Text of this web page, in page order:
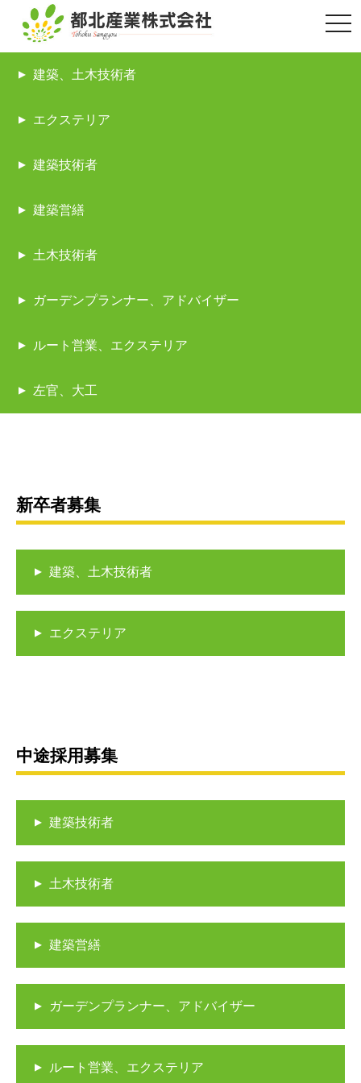
建築、土木技術者
エクステリア
建築技術者
建築営繕
土木技術者
ガーデンプランナー、アドバイザー
ルート営業、エクステリア
左官、大工
新卒者募集
建築、土木技術者
エクステリア
中途採用募集
建築技術者
土木技術者
建築営繕
ガーデンプランナー、アドバイザー
ルート営業、エクステリア